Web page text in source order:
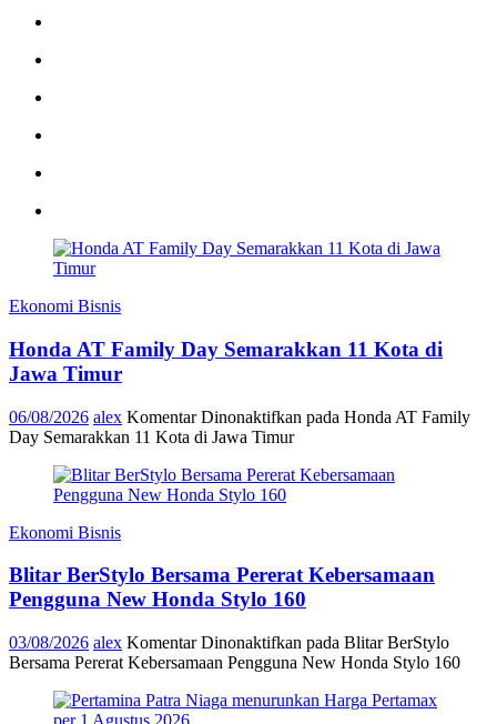
Ekonomi Bisnis
Honda AT Family Day Semarakkan 11 Kota di
Jawa Timur
06/08/2026 alex Komentar Dinonaktifkan pada Honda AT Family
Day Semarakkan 11 Kota di Jawa Timur
Ekonomi Bisnis
Blitar BerStylo Bersama Pererat Kebersamaan
Pengguna New Honda Stylo 160
03/08/2026 alex Komentar Dinonaktifkan pada Blitar BerStylo
Bersama Pererat Kebersamaan Pengguna New Honda Stylo 160